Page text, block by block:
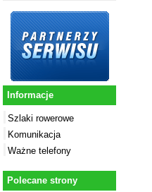
Informacje
Szlaki rowerowe
Komunikacja
Ważne telefony
Polecane strony